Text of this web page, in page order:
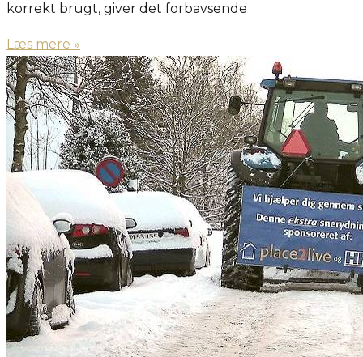
korrekt brugt, giver det forbavsende
Læs mere »